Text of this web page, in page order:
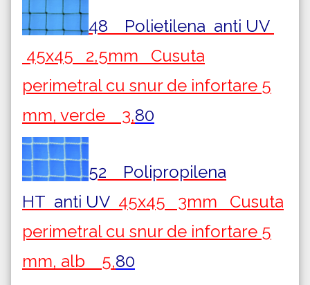
48 Polietilena anti UV
45x45 2,5mm Cusuta
perimetral cu snur de infortare 5
mm, verde 3,80
52 Polipropilena
HT anti UV 45x45 3mm Cusuta
perimetral cu snur de infortare 5
mm, alb 5,80